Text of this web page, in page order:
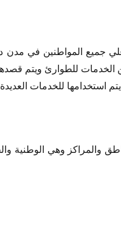
علي جميع المواطنين في
الخدمات للطوارئ ويتم
استخدامها للخدمات
وهي تتركز في بعض المناطق والمراكز